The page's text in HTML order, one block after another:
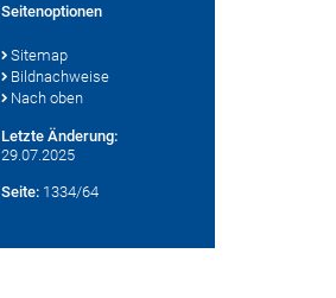
Seitenoptionen
Sitemap
Bildnachweise
Nach oben
Letzte Änderung:
29.07.2025
Seite: 1334/64